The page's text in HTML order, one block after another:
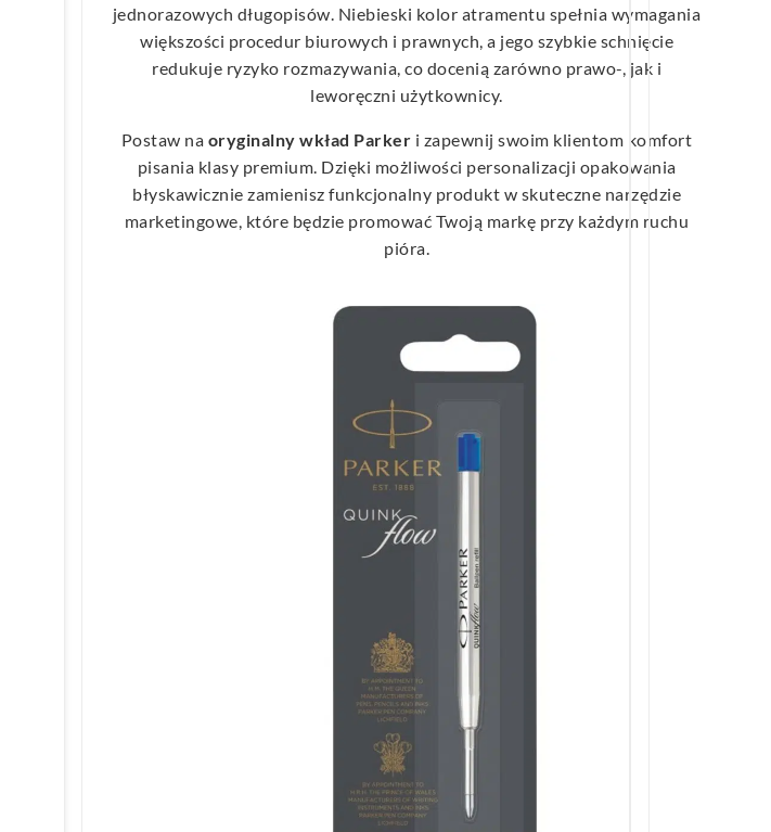
jednorazowych długopisów. Niebieski kolor atramentu spełnia wymagania
większości procedur biurowych i prawnych, a jego szybkie schnięcie
redukuje ryzyko rozmazywania, co docenią zarówno prawo-, jak i
leworęczni użytkownicy.
Postaw na oryginalny wkład Parker i zapewnij swoim klientom komfort
pisania klasy premium. Dzięki możliwości personalizacji opakowania
błyskawicznie zamienisz funkcjonalny produkt w skuteczne narzędzie
marketingowe, które będzie promować Twoją markę przy każdym ruchu
pióra.